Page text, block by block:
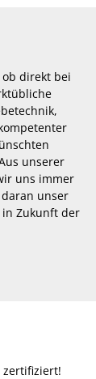
direkt bei
unserer
uns immer
unser
Zukunft der
zertifiziert!